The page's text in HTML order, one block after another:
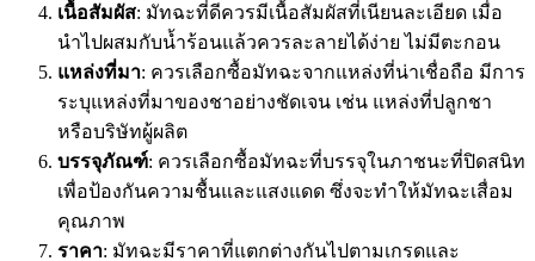
เนื้อสัมผัส: มัทฉะที่ดีควรมีเนื้อสัมผัสที่เนียนละเอียด เมื่อ
นำไปผสมกับน้ำร้อนแล้วควรละลายได้ง่าย ไม่มีตะกอน
แหล่งที่มา: ควรเลือกซื้อมัทฉะจากแหล่งที่น่าเชื่อถือ มีการ
ระบุแหล่งที่มาของชาอย่างชัดเจน เช่น แหล่งที่ปลูกชา
หรือบริษัทผู้ผลิต
บรรจุภัณฑ์: ควรเลือกซื้อมัทฉะที่บรรจุในภาชนะที่ปิดสนิท
เพื่อป้องกันความชื้นและแสงแดด ซึ่งจะทำให้มัทฉะเสื่อม
คุณภาพ
ราคา: มัทฉะมีราคาที่แตกต่างกันไปตามเกรดและ